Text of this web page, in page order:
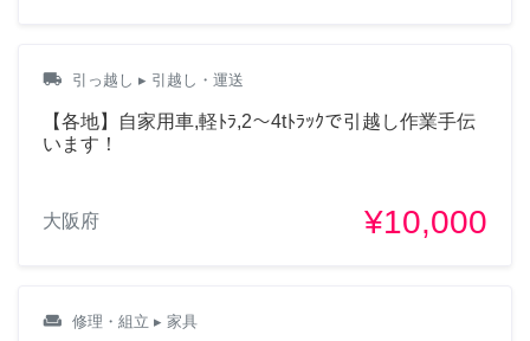
local_shipping 引っ越し ▸ 引越し・運送
【各地】自家用車,軽ﾄﾗ,2～4tﾄﾗｯｸで引越し作業手伝
います！
大阪府 ¥10,000
weekend 修理・組立 ▸ 家具